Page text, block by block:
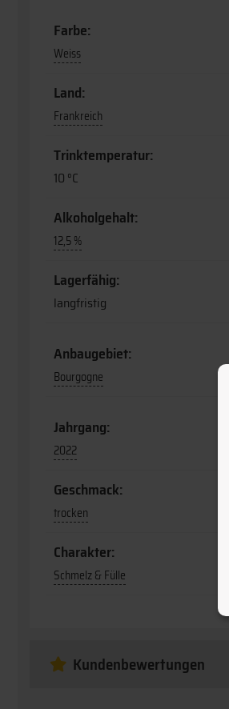
Farbe:
Weiss
Land:
Frankreich
Trinktemperatur:
10 °C
Alkoholgehalt:
12,5 %
Lagerfähig:
langfristig
Anbaugebiet:
Bourgogne
Jahrgang:
2022
Geschmack:
trocken
Charakter:
Schmelz & Fülle
Kundenbewertungen